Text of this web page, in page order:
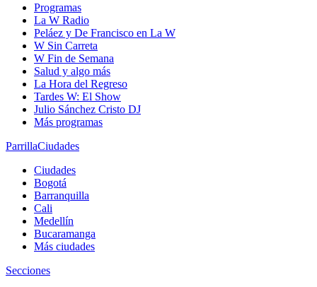
Programas
La W Radio
Peláez y De Francisco en La W
W Sin Carreta
W Fin de Semana
Salud y algo más
La Hora del Regreso
Tardes W: El Show
Julio Sánchez Cristo DJ
Más programas
ParrillaCiudades
Ciudades
Bogotá
Barranquilla
Cali
Medellín
Bucaramanga
Más ciudades
Secciones